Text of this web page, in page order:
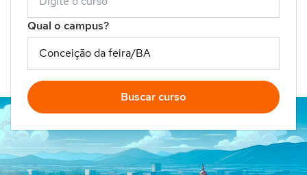
Qual o campus?
Buscar curso